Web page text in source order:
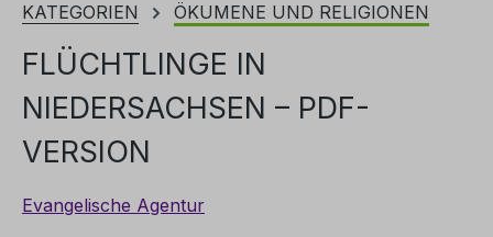
KATEGORIEN ÖKUMENE UND RELIGIONEN
FLÜCHTLINGE IN
NIEDERSACHSEN – PDF-
VERSION
Evangelische Agentur